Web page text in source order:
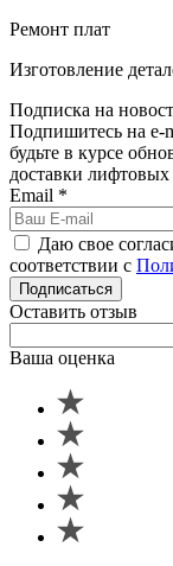
Ремонт плат
Изготовление
Подписка на
Подпишитесь на
будьте в курсе
доставки лифтовых
Email *
Даю свое
соответствии с
Подписаться
Оставить отзыв
Ваша оценка